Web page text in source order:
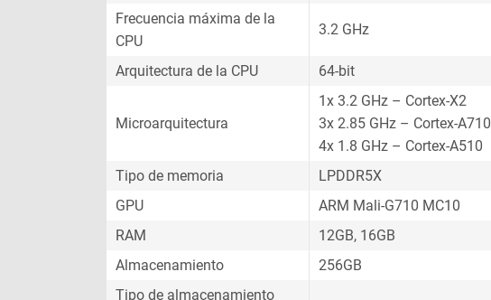
Frecuencia máxima de la
CPU
3.2 GHz
Arquitectura de la CPU 64-bit
Microarquitectura
1x 3.2 GHz – Cortex-X2
3x 2.85 GHz – Cortex-A710
4x 1.8 GHz – Cortex-A510
Tipo de memoria
LPDDR5X
GPU
ARM Mali-G710 MC10
RAM
12GB, 16GB
Almacenamiento
256GB
Tipo de almacenamiento